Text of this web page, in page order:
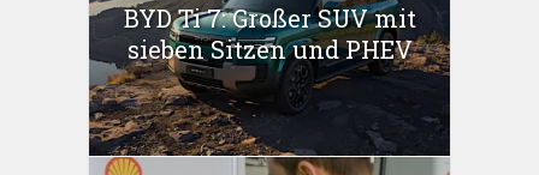
BYD Ti 7: Großer SUV mit
sieben Sitzen und PHEV